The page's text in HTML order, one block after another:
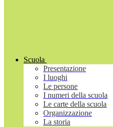
Scuola
Presentazione
I luoghi
Le persone
I numeri della scuola
Le carte della scuola
Organizzazione
La storia